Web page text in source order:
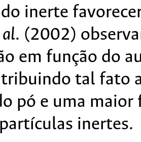
inerte
. (2002)
em função do
tal fato
pó e uma
inertes.